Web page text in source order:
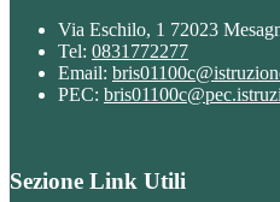
Via Eschilo, 1 72023
Tel: 0831772277
Email:
PEC:
Sezione Link Utili